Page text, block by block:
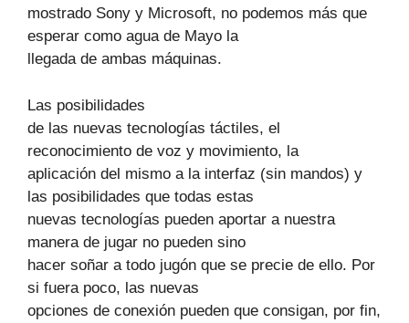
mostrado Sony y Microsoft, no podemos más que
esperar como agua de Mayo la
llegada de ambas máquinas.
Las posibilidades
de las nuevas tecnologías táctiles, el
reconocimiento de voz y movimiento, la
aplicación del mismo a la interfaz (sin mandos) y
las posibilidades que todas estas
nuevas tecnologías pueden aportar a nuestra
manera de jugar no pueden sino
hacer soñar a todo jugón que se precie de ello. Por
si fuera poco, las nuevas
opciones de conexión pueden que consigan, por fin,